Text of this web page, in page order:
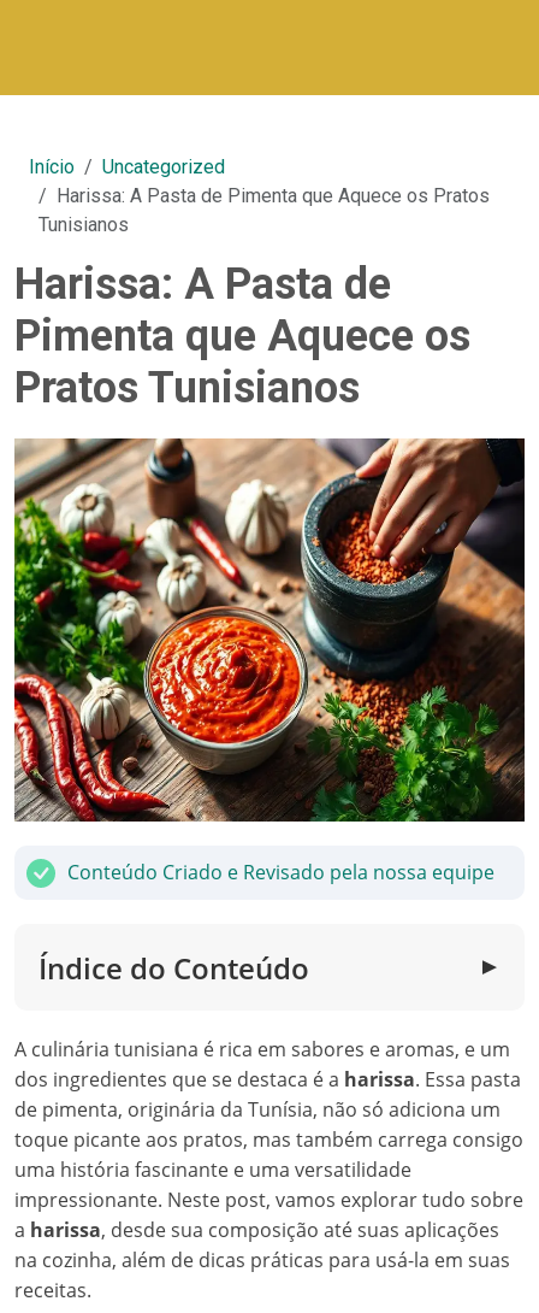
Início
Uncategorized
Harissa: A Pasta de Pimenta que Aquece os Pratos
Tunisianos
Harissa: A Pasta de
Pimenta que Aquece os
Pratos Tunisianos
Conteúdo Criado e Revisado pela nossa equipe
Índice do Conteúdo ▼
A culinária tunisiana é rica em sabores e aromas, e um
dos ingredientes que se destaca é a harissa. Essa pasta
de pimenta, originária da Tunísia, não só adiciona um
toque picante aos pratos, mas também carrega consigo
uma história fascinante e uma versatilidade
impressionante. Neste post, vamos explorar tudo sobre
a harissa, desde sua composição até suas aplicações
na cozinha, além de dicas práticas para usá-la em suas
receitas.